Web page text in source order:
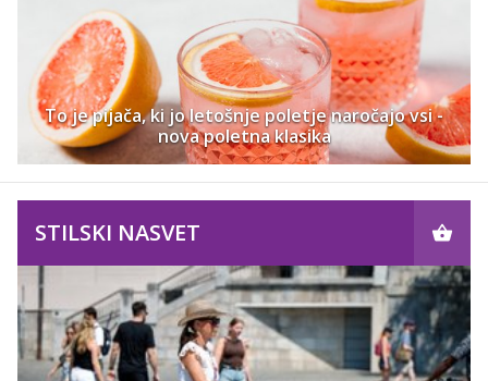
To je pijača, ki jo letošnje poletje naročajo vsi -
nova poletna klasika
STILSKI NASVET